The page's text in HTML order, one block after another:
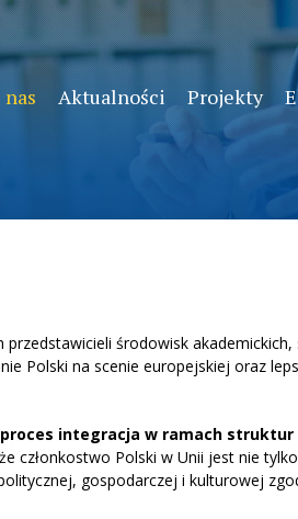
nas Aktualności Projekty
środowisk akademickich,
Polski na scenie europejskiej oraz
integracja w ramach struktur
członkostwo Polski w Unii jest nie
gospodarczej i kulturowej